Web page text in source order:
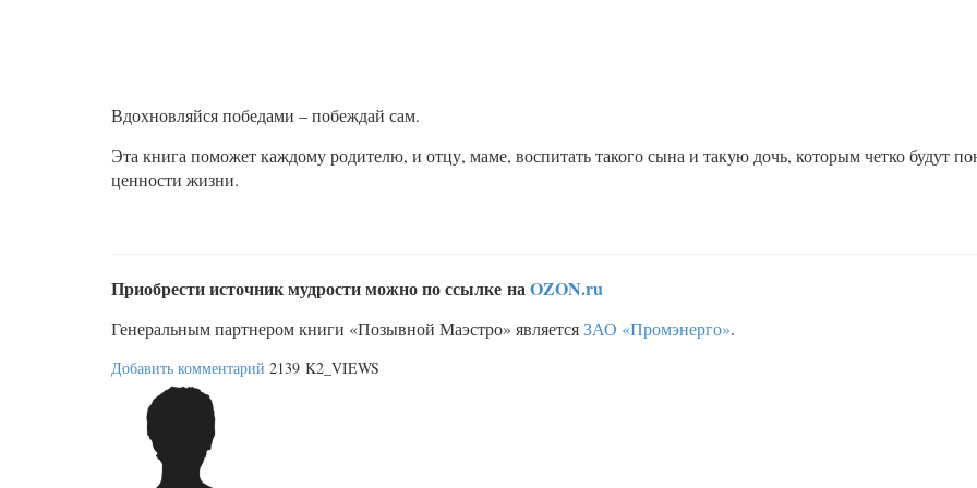
Вдохновляйся победами – побеждай сам.
Эта книга поможет каждому родителю, и отцу, маме, воспитать такого сына и такую дочь, которым четко будут
ценности жизни.
Приобрести источник мудрости можно по ссылке наOZON.ru
Генеральным партнером книги «Позывной Маэстро» являетсяЗАО «Промэнерго».
Добавить комментарий 2139 K2_VIEWS